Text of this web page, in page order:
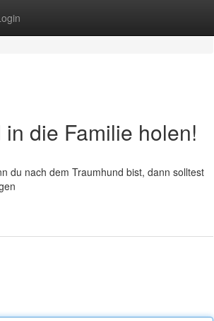
die Familie holen!
du nach dem Traumhund bist, dann solltest